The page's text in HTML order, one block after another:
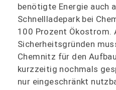
benötigte Energie auch
Schnellladepark bei
100 Prozent Ökostrom.
Sicherheitsgründen
Chemnitz für den
kurzzeitig nochmals
nur eingeschränkt